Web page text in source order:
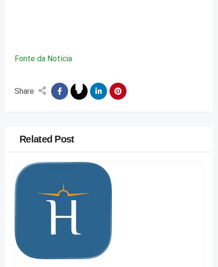
Fonte da Notícia
Share
Related Post